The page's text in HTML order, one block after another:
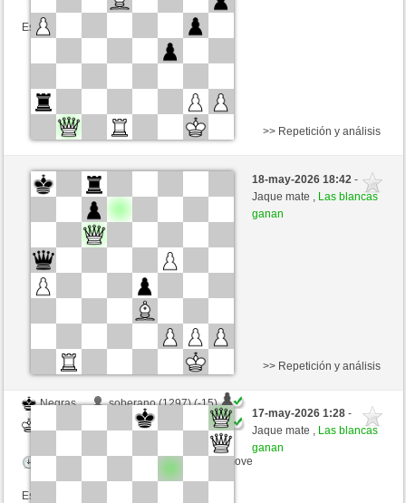
Esta partida es por puntos
Negras
limszach (1279) (-13)
Blancas
Tiempo: 15 minutes/side + 0 seconds/move
Esta partida es por puntos
>> Repetición y análisis
18-may-2026 18:42-
Jaque mate , Las blancas
ganan
Negras
soberano (1297) (-15)
mario39 (1329) (+15)
Tiempo: 15 minutes/side + 0 seconds/move
Esta partida es por puntos
>> Repetición y análisis
17-may-2026 1:28-
Jaque mate , Las blancas
ganan